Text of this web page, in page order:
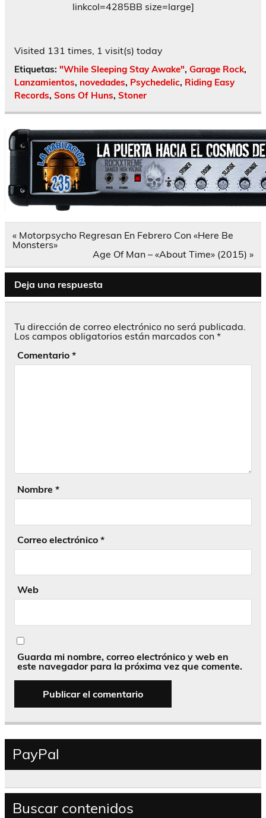
linkcol=4285BB size=large]
Visited 131 times, 1 visit(s) today
Etiquetas: "While Sleeping Stay Awake", Garage Rock,
Lanzamientos, novedades, Psychedelic, Riding Easy
Records, Sons Of Huns, Stoner
Navegación
de
« Motorpsycho Regresan En Febrero Con «Here Be
Monsters»
Age Of Man – «About Time» (2015) »
Deja una respuesta
Tu dirección de correo electrónico no será publicada.
Los campos obligatorios están marcados con *
Comentario *
Nombre *
Correo electrónico *
Web
Guarda mi nombre, correo electrónico y web en
este navegador para la próxima vez que comente.
PayPal
Buscar contenidos